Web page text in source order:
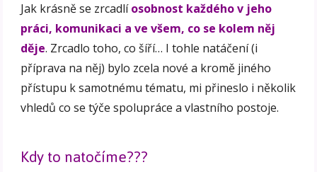
Jak krásně se zrcadlíosobnost každého v jeho
práci, komunikaci a ve všem, co se kolem něj
děje. Zrcadlo toho, co šíří… I tohle natáčení (i
příprava na něj) bylo zcela nové a kromě jiného
přístupu k samotnému tématu, mi přineslo i několik
vhledů co se týče spolupráce a vlastního postoje.
Kdy to natočíme???